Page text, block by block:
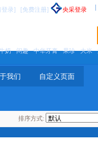
登录] [免费注册] 央采登录
奶 闲趣 中华牙膏 果珍 大米
我们 自定义页面
排序方式: